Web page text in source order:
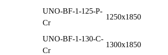
UNO-BF-1-125-P-
Cr
1250x1850
UNO-BF-1-130-C-
Cr
1300x1850